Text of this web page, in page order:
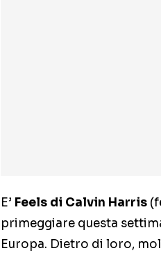
E’ Feels di Calvin Harris
primeggiare questa
Europa. Dietro di loro,